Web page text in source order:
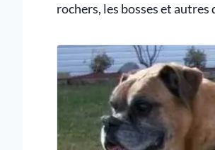
rochers, les bosses et autres